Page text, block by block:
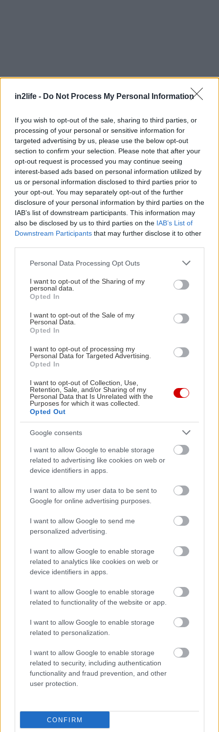
in2life - Do Not Process My Personal Information
If you wish to opt-out of the sale, sharing to third parties, or
processing of your personal or sensitive information for
targeted advertising by us, please use the below opt-out
section to confirm your selection. Please note that after your
opt-out request is processed you may continue seeing
interest-based ads based on personal information utilized by
us or personal information disclosed to third parties prior to
your opt-out. You may separately opt-out of the further
disclosure of your personal information by third parties on the
IAB’s list of downstream participants. This information may
also be disclosed by us to third parties on the IAB’s List of
Downstream Participants that may further disclose it to other
Please note that this website/app uses one or more Google
not limited to your visit or usage behaviour. You may click to
grant or deny consent to Google and its third-party tags to
use your data for below specified purposes in below Google
consent section.
Personal Data Processing Opt Outs
I want to opt-out of the Sharing of my
personal data.
Opted In
I want to opt-out of the Sale of my
Personal Data.
Opted In
I want to opt-out of processing my
Personal Data for Targeted Advertising.
Opted In
I want to opt-out of Collection, Use,
Retention, Sale, and/or Sharing of my
Personal Data that Is Unrelated with the
Purposes for which it was collected.
Opted Out
Google consents
I want to allow Google to enable storage
related to advertising like cookies on web or
device identifiers in apps.
I want to allow my user data to be sent to
Google for online advertising purposes.
I want to allow Google to send me
personalized advertising.
I want to allow Google to enable storage
related to analytics like cookies on web or
device identifiers in apps.
I want to allow Google to enable storage
related to functionality of the website or app.
I want to allow Google to enable storage
related to personalization.
I want to allow Google to enable storage
related to security, including authentication
functionality and fraud prevention, and other
user protection.
CONFIRM
Διαβάστε επίσης
Νέα έκθεση Subaru στο Χαλάνδρι
Ηyundai
PODCASTS
Η Maria Rolls χωρίς φίλτρο
με τον
για...